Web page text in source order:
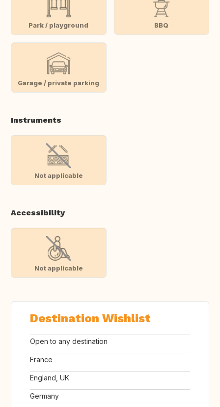
Park / playground BBQ
Garage / private parking
Instruments
Not applicable
Accessibility
Not applicable
Destination Wishlist
Open to any destination
France
England, UK
Germany